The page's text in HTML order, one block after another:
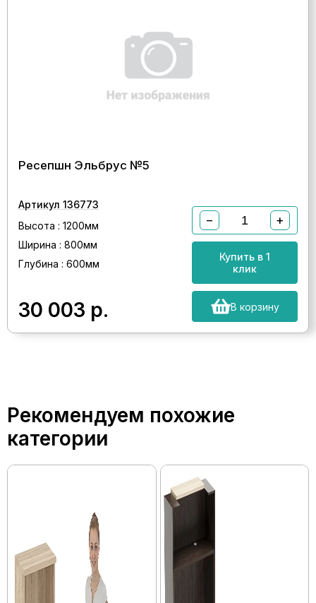
Ресепшн Эльбрус №5
Артикул 136773
Высота : 1200мм
Ширина : 800мм
Глубина : 600мм
30 003 р.
− +
Купить в 1
клик
В корзину
Рекомендуем похожие
категории